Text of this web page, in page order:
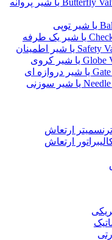
ترنسمیتر ارتعاش
ارتعاش